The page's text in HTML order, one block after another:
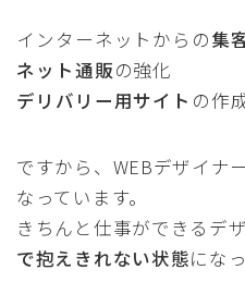
インターネットからの集
ネット通販の強化
デ リバリー用サイト の作
ですから、WEBデザイナ
なっています。
きちんと仕事ができるデ
で抱えきれない状態にな